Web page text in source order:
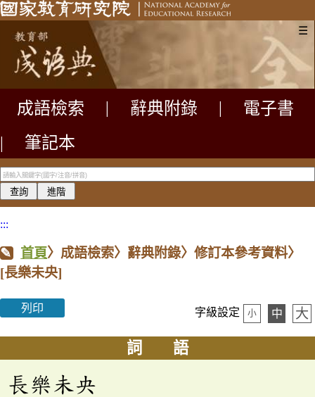
☰
成語檢索 辭典附錄
電子書
|
筆記本
:::
首頁〉成語檢索〉辭典附錄〉修訂本參考資料〉
[長樂未央]
列印 字級設定 小 中 大
詞 語
長樂未央